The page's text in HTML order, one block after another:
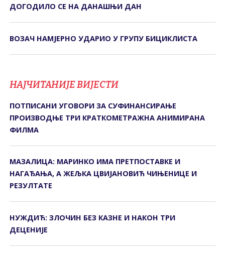
ДОГОДИЛО СЕ НА ДАНАШЊИ ДАН
ВОЗАЧ НАМЈЕРНО УДАРИО У ГРУПУ БИЦИКЛИСТА
НАЈЧИТАНИЈЕ ВИЈЕСТИ
ПОТПИСАНИ УГОВОРИ ЗА СУФИНАНСИРАЊЕ
ПРОИЗВОДЊЕ ТРИ КРАТКОМЕТРАЖНА АНИМИРАНА
ФИЛМА
МАЗАЛИЦА: МАРИНКО ИМА ПРЕТПОСТАВКЕ И
НАГАЂАЊА, А ЖЕЉКА ЦВИЈАНОВИЋ ЧИЊЕНИЦЕ И
РЕЗУЛТАТЕ
НУЖДИЋ: ЗЛОЧИН БЕЗ КАЗНЕ И НАКОН ТРИ
ДЕЦЕНИЈЕ